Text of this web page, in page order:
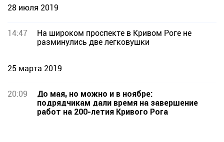
28 июля 2019
14:47
На широком проспекте в Кривом Роге не
разминулись две легковушки
25 марта 2019
20:09
До мая, но можно и в ноябре:
подрядчикам дали время на завершение
работ на 200-летия Кривого Рога